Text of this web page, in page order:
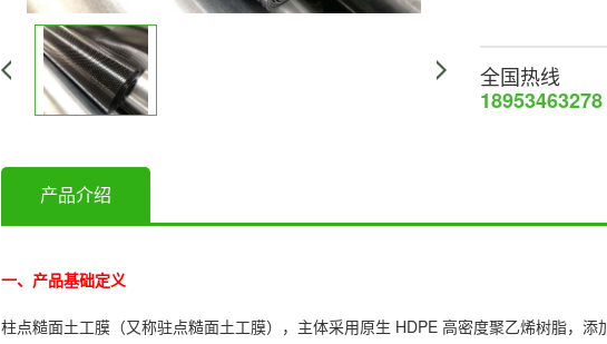
全国热线
18953463278
产品介绍
一、产品基础定义
柱点糙面土工膜（又称驻点糙面土工膜），主体采用原生 HDPE 高密度聚乙烯树脂，